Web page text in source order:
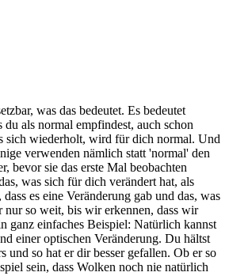
was das bedeutet. Es bedeutet
als normal empfindest, auch schon
sich wiederholt, wird für dich normal. Und
verwenden nämlich statt 'normal' den
bevor sie das erste Mal beobachten
was sich für dich verändert hat, als
es eine Veränderung gab und das, was
nur so weit, bis wir erkennen, dass wir
ganz einfaches Beispiel: Natürlich kannst
einer optischen Veränderung. Du hältst
so hat er dir besser gefallen. Ob er so
sein, dass Wolken noch nie natürlich